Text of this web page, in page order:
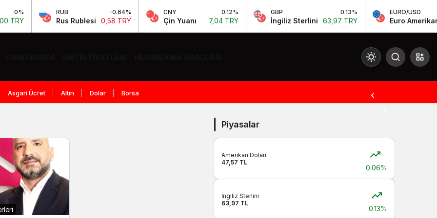
RUB -0.64%
Rus Rublesi 0,58 TRY
CNY 0.12%
Çin Yuanı 7,04 TRY
GBP 0.13%
İngiliz Sterlini 63,97 TRY
EURO/USD
Euro Amerikan
Mod
Gündüz modunu seçin.
Gece modunu seçin.
Asgari Ücret Altın Dolar Borsa
Piyasalar
Amerikan Doları
47,57 TL
0.06%
İngiliz Sterlini
63,97 TL
0.13%